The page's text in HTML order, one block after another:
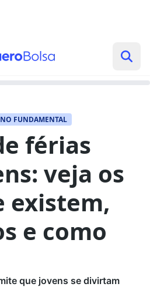
FUNDAMENTAL
férias
veja os
existem,
e como
que jovens se divirtam